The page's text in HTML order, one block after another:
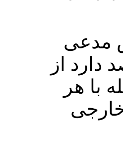
مدعی
دارد از
با هر